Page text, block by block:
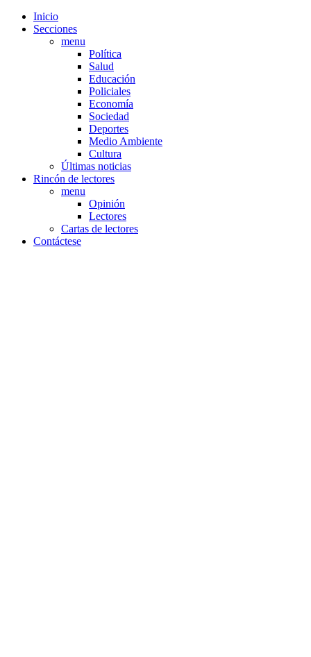
Inicio
Secciones
menu
Política
Salud
Educación
Policiales
Economía
Sociedad
Deportes
Medio Ambiente
Cultura
Últimas noticias
Rincón de lectores
menu
Opinión
Lectores
Cartas de lectores
Contáctese